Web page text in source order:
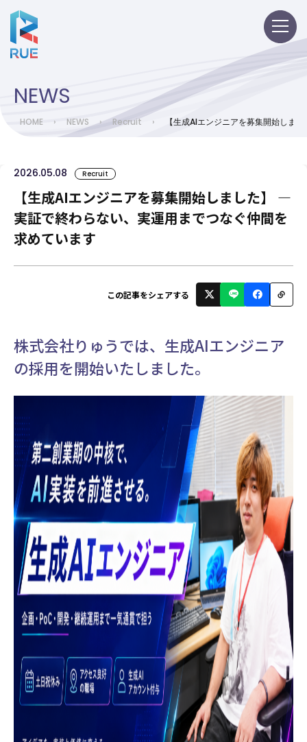
NEWS
HOME › NEWS › Recruit › 【生成AIエンジニアを募集開始しま
2026.05.08 Recruit
【生成AIエンジニアを募集開始しました】 ―
実証で終わらない、実運用までつなぐ仲間を
求めています
この記事をシェアする
株式会社りゅうでは、生成AIエンジニア
の採用を開始いたしました。